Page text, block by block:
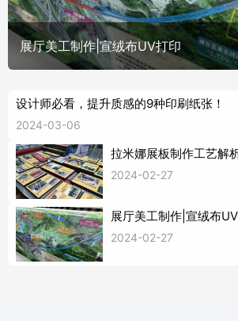
展厅美工制作|宣绒布UV打印
设计师必看，提升质感的9种印刷纸张！
2024-03-06
拉米娜展板制作工艺解
2024-02-27
展厅美工制作|宣绒布
2024-02-27